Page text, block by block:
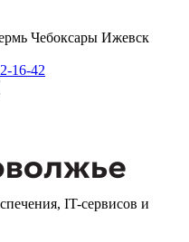
Чебоксары Ижевск
16-42
IT-сервисов и